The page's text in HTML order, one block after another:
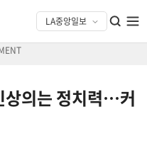
상의는 정치력…커